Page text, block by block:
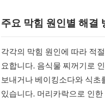
주요 막힘 원인별 해결
각각의 막힘 원인에 따라 적
요합니다. 음식물 찌꺼기로
보내거나 베이킹소다와 식초
있습니다. 머리카락으로 인